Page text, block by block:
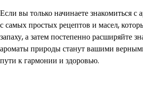
Если вы только начинаете знакомиться с
с самых простых рецептов и масел,
запаху, а затем постепенно расширяйте
ароматы природы станут вашими
пути к гармонии и здоровью.